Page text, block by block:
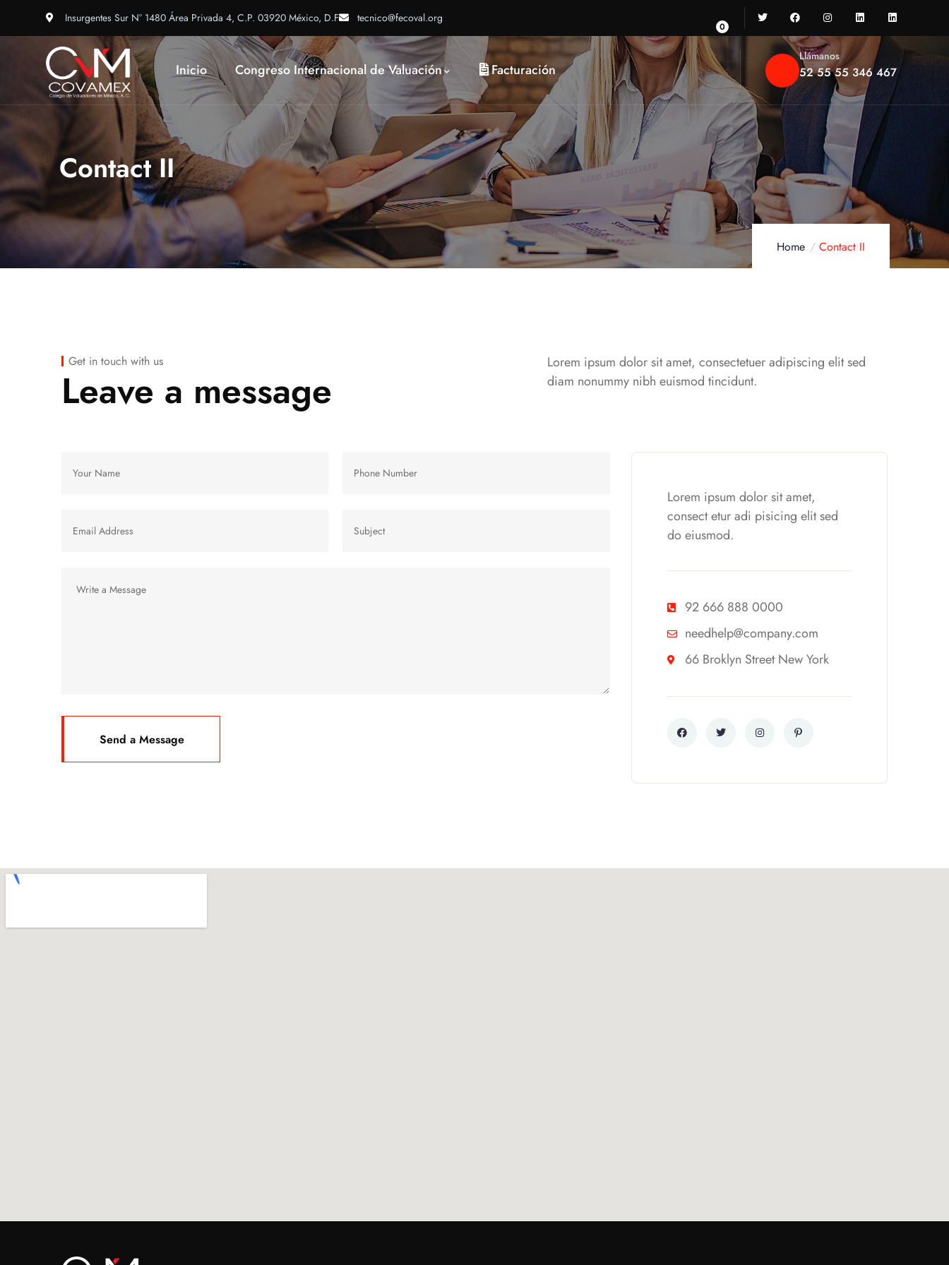
Insurgentes Sur N° 1480 Área Privada 4, C.P. 03920 México, D.F tecnico@fecoval.org
0
Inicio Congreso Internacional de Valuación Facturación
Llámanos
52 55 55 346 467
Contact II
Home Contact II
Get in touch with us
Leave a message
Lorem ipsum dolor sit amet, consectetuer adipiscing elit sed
diam nonummy nibh euismod tincidunt.
Lorem ipsum dolor sit amet,
consect etur adi pisicing elit sed
do eiusmod.
92 666 888 0000
needhelp@company.com
66 Broklyn Street New York